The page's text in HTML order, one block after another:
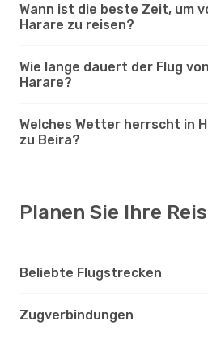
Wann ist die beste Zeit, um
Harare zu reisen?
Wie lange dauert der Flug
Harare?
Welches Wetter herrscht in
zu Beira?
Planen Sie Ihre
Beliebte Flugstrecken
Zugverbindungen